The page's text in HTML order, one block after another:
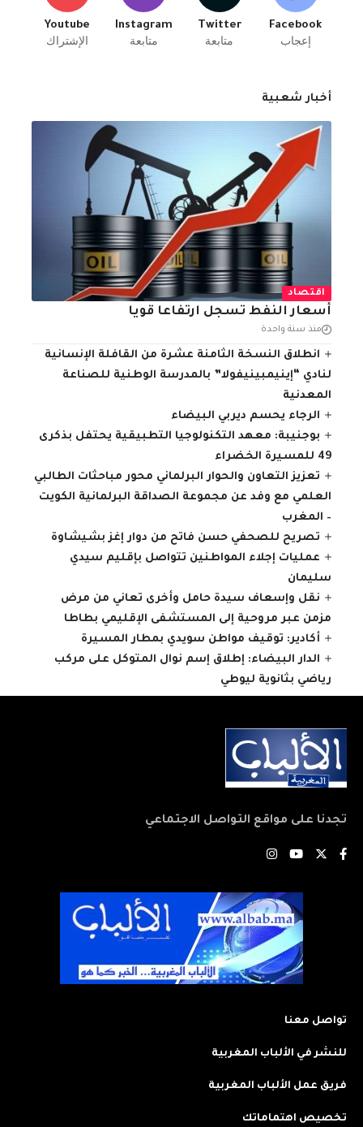
Facebook
إعجاب
Twitter
متابعة
Instagram
متابعة
Youtube
الإشتراك
أخبار شعبية
اقتصاد
أسعار النفط تسجل ارتفاعا قويا
منذ سنة واحدة
انطلاق النسخة الثامنة عشرة من القافلة الإنسانية
لنادي “إينيمبينيفولا” بالمدرسة الوطنية للصناعة
المعدنية
الرجاء يحسم ديربي البيضاء
بوجنيبة: معهد التكنولوجيا التطبيقية يحتفل بذكرى
49 للمسيرة الخضراء
تعزيز التعاون والحوار البرلماني محور مباحثات الطالبي
العلمي مع وفد عن مجموعة الصداقة البرلمانية الكويت
– المغرب
تصريح للصحفي حسن فاتح من دوار إغز بشيشاوة
عمليات إجلاء المواطنين تتواصل بإقليم سيدي
سليمان
نقل وإسعاف سيدة حامل وأخرى تعاني من مرض
مزمن عبر مروحية إلى المستشفى الإقليمي بطاطا
أكادير: توقيف مواطن سويدي بمطار المسيرة
الدار البيضاء: إطلاق إسم نوال المتوكل على مركب
رياضي بثانوية ليوطي
تجدنا على مواقع التواصل الاجتماعي
تواصل معنا
للنشر في الألباب المغربية
فريق عمل الألباب المغربية
تخصيص اهتماماتك